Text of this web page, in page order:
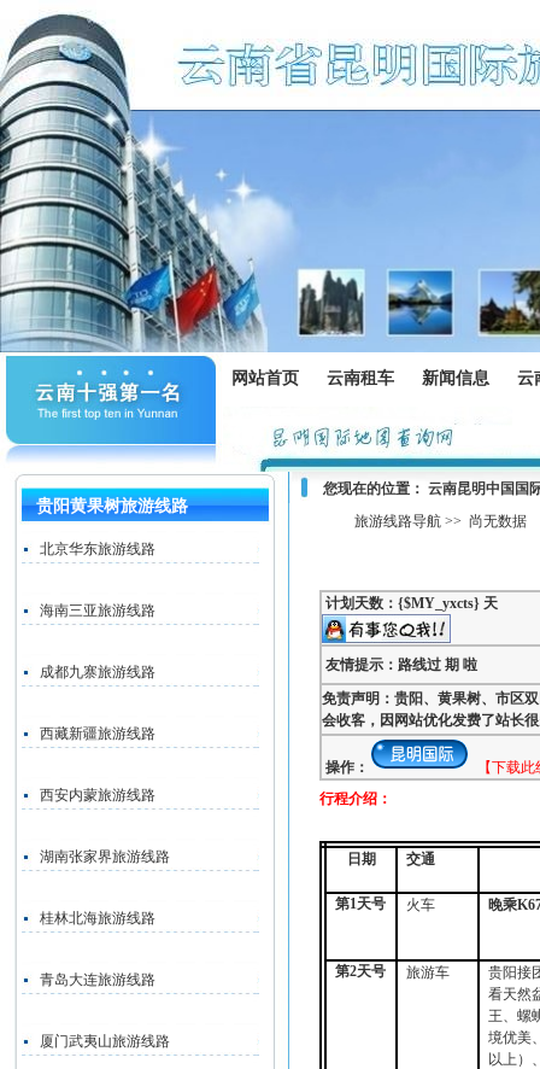
网站首页 云南租车 新闻信息 云
贵阳黄果树旅游线路
北京华东旅游线路
海南三亚旅游线路
成都九寨旅游线路
西藏新疆旅游线路
西安内蒙旅游线路
湖南张家界旅游线路
桂林北海旅游线路
青岛大连旅游线路
厦门武夷山旅游线路
您现在的位置： 云南昆明中国国
旅游线路导航 >> 尚无数据
计划天数：{$MY_yxcts} 天
友情提示：路线过 期 啦
免责声明：贵阳、黄果树、市区
会收客，因网站优化发费了站长
操作：
【下载
行程介绍：
日期 交通
第1天号 火车 晚乘
第2天号 旅游车
贵阳接
看天然
王、螺
境优美
以上）